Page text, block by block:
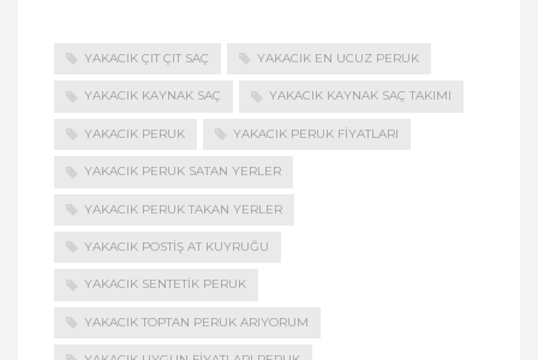
YAKACIK ÇIT ÇIT SAÇ YAKACIK EN UCUZ PERUK
YAKACIK KAYNAK SAÇ YAKACIK KAYNAK SAÇ TAKIMI
YAKACIK PERUK YAKACIK PERUK FIYATLARI
YAKACIK PERUK SATAN YERLER
YAKACIK PERUK TAKAN YERLER
YAKACIK POSTIŞ AT KUYRUĞU
YAKACIK SENTETIK PERUK
YAKACIK TOPTAN PERUK ARIYORUM